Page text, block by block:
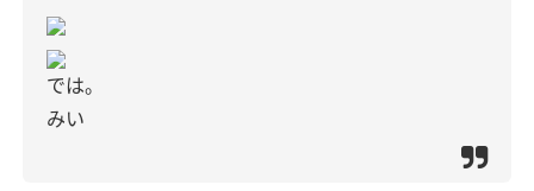
‪‪では。
みい